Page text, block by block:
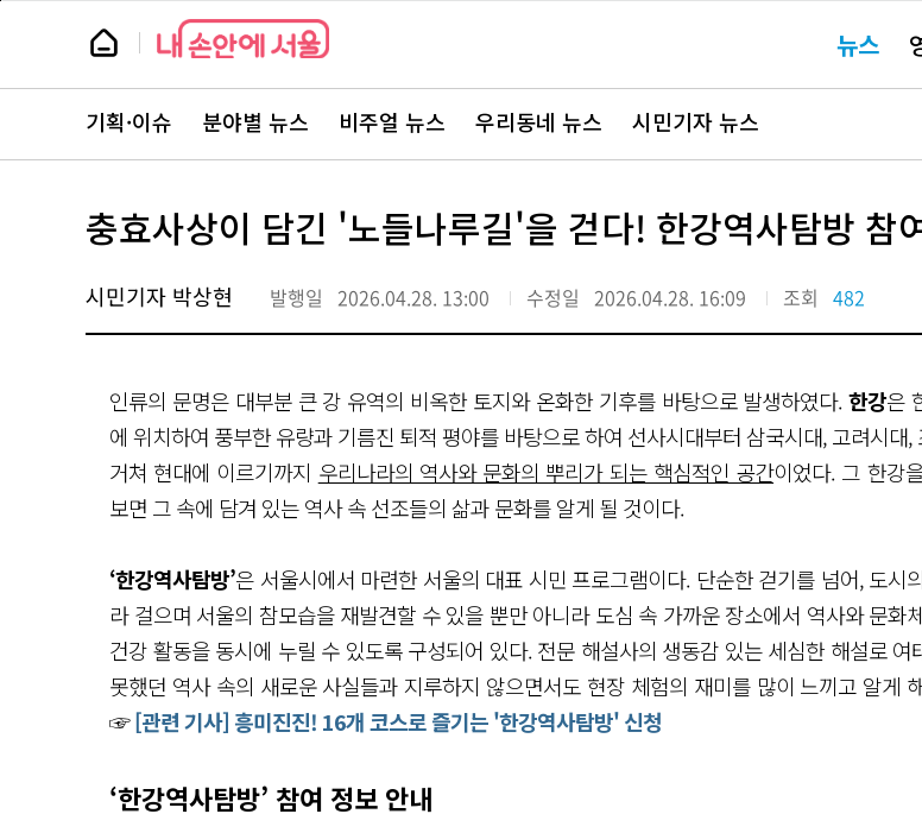
본
뉴
스 요뉴스
뉴
스
주
서
바
로
기획·이슈 분야별 뉴스 비주얼 뉴스 우리동네 뉴스 시민기자 뉴스
충효사상이 담긴 '노들나루길'을 걷다! 한강역사탐방 참
시민기자 박상현 발행일 2026.04.28. 13:00 수정일 2026.04.28. 16:09 조회 482
인류의 문명은 대부분 큰 강 유역의 비옥한 토지와 온화한 기후를 바탕으로 발생하였다.한강은
에 위치하여 풍부한 유량과 기름진 퇴적 평야를 바탕으로 하여 선사시대부터 삼국시대, 고려시대,
거쳐 현대에 이르기까지 우리나라의 역사와 문화의 뿌리가 되는 핵심적인 공간이었다. 그 한강
보면 그 속에 담겨 있는 역사 속 선조들의 삶과 문화를 알게 될 것이다.
‘한강역사탐방’은 서울시에서 마련한 서울의 대표 시민 프로그램이다. 단순한 걷기를 넘어, 도시
라 걸으며 서울의 참모습을 재발견할 수 있을 뿐만 아니라 도심 속 가까운 장소에서 역사와 문화
건강 활동을 동시에 누릴 수 있도록 구성되어 있다. 전문 해설사의 생동감 있는 세심한 해설로 여
못했던 역사 속의 새로운 사실들과 지루하지 않으면서도 현장 체험의 재미를 많이 느끼고 알게
☞[관련 기사] 흥미진진! 16개 코스로 즐기는 '한강역사탐방' 신청
‘한강역사탐방’ 참여 정보 안내
페